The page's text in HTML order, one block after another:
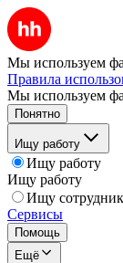
Мы используем
Правила
Мы используем
Понятно
Ищу работу
Ищу работу
Ищу работу
Ищу
Сервисы
Помощь
Ещё